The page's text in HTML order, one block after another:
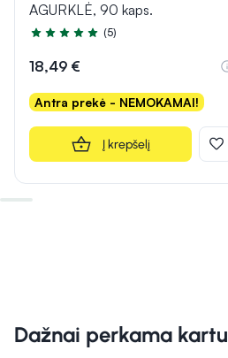
AGURKLĖ, 90 kaps.
Įvertinimas 5.0 iš 5
(5)
18,49 €
Antra prekė - NEMOKAMAI!
Į krepšelį
Dažnai perkama kartu